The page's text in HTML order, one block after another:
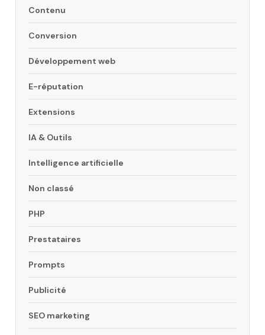
Contenu
Conversion
Développement web
E-réputation
Extensions
IA & Outils
Intelligence artificielle
Non classé
PHP
Prestataires
Prompts
Publicité
SEO marketing